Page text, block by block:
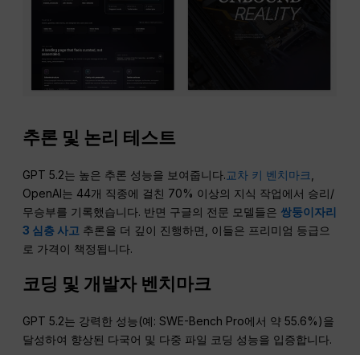
추론 및 논리 테스트
GPT 5.2는 높은 추론 성능을 보여줍니다.교차 키 벤치마크
OpenAI는 44개 직종에 걸친 70% 이상의 지식 작업에서 승리/
무승부를 기록했습니다. 반면 구글의 전문 모델들은 쌍둥이자리
3 심층 사고 추론을 더 깊이 진행하면, 이들은 프리미엄 등급으
로 가격이 책정됩니다.
코딩 및 개발자 벤치마크
GPT 5.2는 강력한 성능(예: SWE-Bench Pro에서 약 55.6%)을
달성하여 향상된 다국어 및 다중 파일 코딩 성능을 입증합니다.